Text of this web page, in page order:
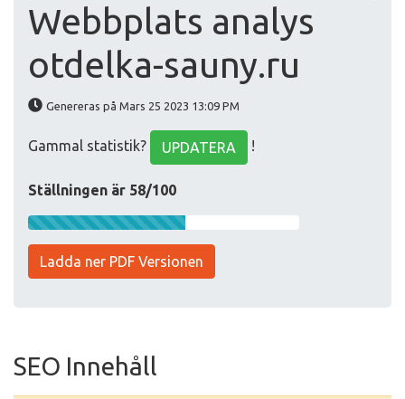
Webbplats analys
otdelka-sauny.ru
Genereras på Mars 25 2023 13:09 PM
Gammal statistik? UPDATERA !
Ställningen är 58/100
Ladda ner PDF Versionen
SEO Innehåll